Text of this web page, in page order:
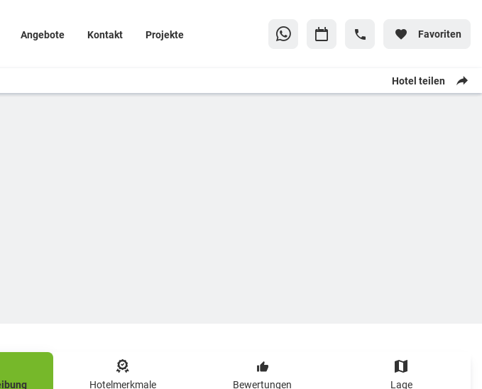
Angebote Kontakt Projekte Favoriten
Hotel teilen
Hotelmerkmale Bewertungen Lage